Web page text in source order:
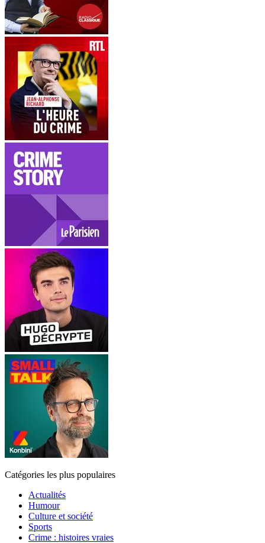
Catégories les plus populaires
Actualités
Humour
Culture et société
Sports
Crime : histoires vraies